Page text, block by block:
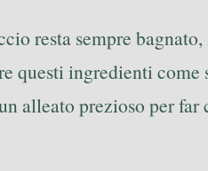
resta sempre
questi ingredienti
alleato prezioso per